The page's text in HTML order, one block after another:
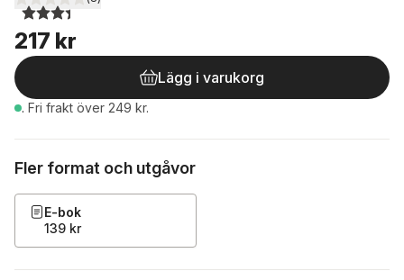
3,4utav 5 stjärnor. Totalt antal röster:
217 kr
Lägg i varukorg
. Fri frakt över 249 kr.
Fler format och utgåvor
E-bok
139 kr